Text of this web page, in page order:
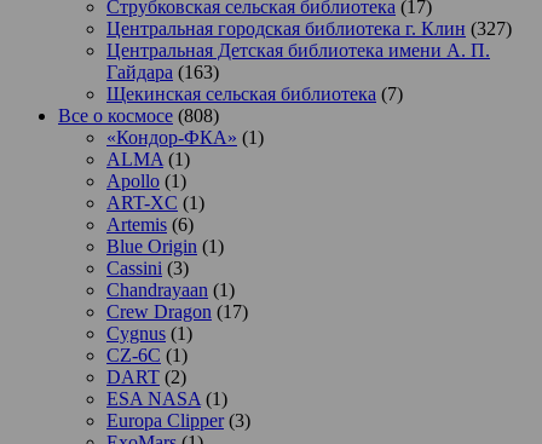
Струбковская сельская библиотека (17)
Центральная городская библиотека г. Клин (327)
Центральная Детская библиотека имени А. П.
Гайдара (163)
Щекинская сельская библиотека (7)
Все о космосе (808)
«Кондор-ФКА» (1)
ALMA (1)
Apollo (1)
ART-XC (1)
Artemis (6)
Blue Origin (1)
Cassini (3)
Chandrayaan (1)
Crew Dragon (17)
Cygnus (1)
CZ-6C (1)
DART (2)
ESA NASA (1)
Europa Clipper(3)